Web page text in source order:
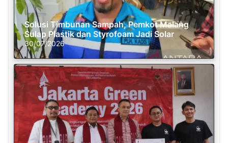
Solusi Timbunan Sampah, Pemkot Malang
Sulap Plastik dan Styrofoam Jadi Solar
30/07/2026